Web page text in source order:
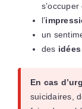
l’
un
des
En cas
suicidaires,